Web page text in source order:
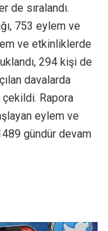
de sıralandı.
753 eylem ve
ve etkinliklerde
294 kişi de
davalarda
çekildi. Rapora
eylem ve
gündür devam